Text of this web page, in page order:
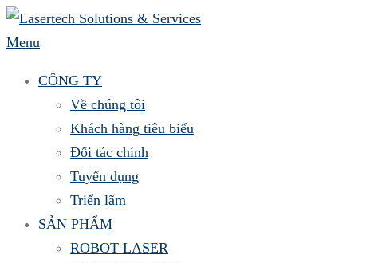
Skip
to
Menu
CÔNG TY
Về chúng tôi
Khách hàng tiêu biểu
Đối tác chính
Tuyển dụng
Triển lãm
SẢN PHẨM
ROBOT LASER